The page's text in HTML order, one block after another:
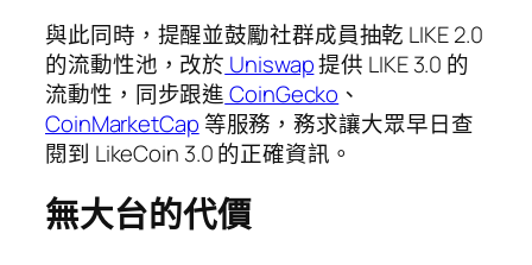
與此同時，提醒並鼓勵社群成員抽乾 LIKE 2.0
的流動性池，改於 Uniswap提供 LIKE 3.0 的
流動性，同步跟進CoinGecko 、
CoinMarketCap 等服務，務求讓大眾早日查
閱到 LikeCoin 3.0 的正確資訊。
無大台的代價